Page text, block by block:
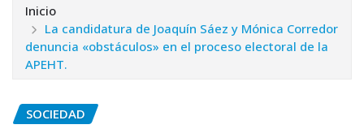
Inicio
La candidatura de Joaquín Sáez y Mónica Corredor
denuncia «obstáculos» en el proceso electoral de la
APEHT.
SOCIEDAD